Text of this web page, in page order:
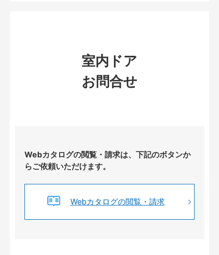
室内ドア
お問合せ
Webカタログの閲覧・請求は、下記のボタンか
らご依頼いただけます。
Webカタログの閲覧・請求